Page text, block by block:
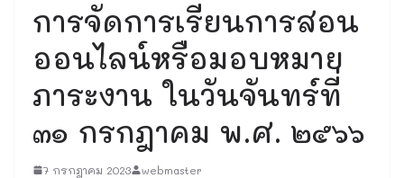
การจัดการเรียนการสอน
ออนไลน์หรือมอบหมาย
ภาระงาน ในวันจันทร์ที่
๓๑ กรกฎาคม พ.ศ. ๒๕๖๖
7 กรกฎาคม 2023 webmaster